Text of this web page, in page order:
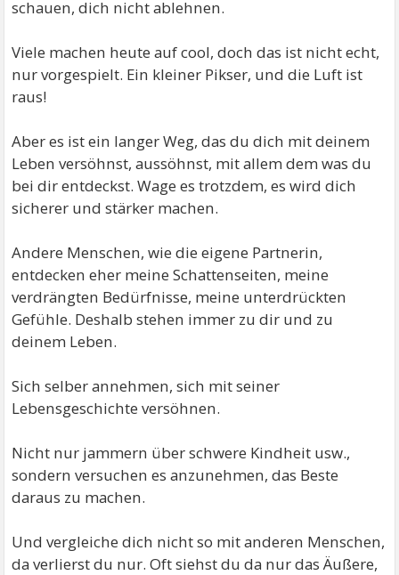
schauen, dich nicht ablehnen.
Viele machen heute auf cool, doch das ist nicht echt,
nur vorgespielt. Ein kleiner Pikser, und die Luft ist
raus!
Aber es ist ein langer Weg, das du dich mit deinem
Leben versöhnst, aussöhnst, mit allem dem was du
bei dir entdeckst. Wage es trotzdem, es wird dich
sicherer und stärker machen.
Andere Menschen, wie die eigene Partnerin,
entdecken eher meine Schattenseiten, meine
verdrängten Bedürfnisse, meine unterdrückten
Gefühle. Deshalb stehen immer zu dir und zu
deinem Leben.
Sich selber annehmen, sich mit seiner
Lebensgeschichte versöhnen.
Nicht nur jammern über schwere Kindheit usw.,
sondern versuchen es anzunehmen, das Beste
daraus zu machen.
Und vergleiche dich nicht so mit anderen Menschen,
da verlierst du nur. Oft siehst du da nur das Äußere,